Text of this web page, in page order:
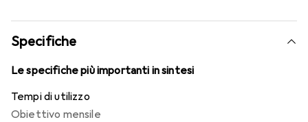
conosci. Comfort e assenza di fastidi per tutto il giorno
con le lenti mensili.
Specifiche
Le specifiche più importanti in sintesi
Tempi di utilizzo
Obiettivo mensile